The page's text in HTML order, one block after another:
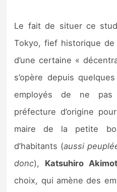
Le fait de situer ce
Tokyo, fief historique
d’une certaine «
s’opère depuis
employés de ne
préfecture d’origine
maire de la petite
d’habitants (aussi
donc), Katsuhiro
choix, qui amène des